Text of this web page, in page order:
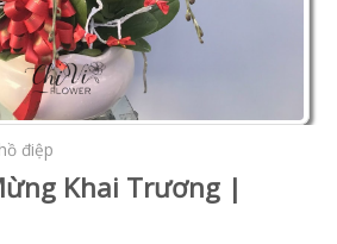
điệp
Khai Trương |